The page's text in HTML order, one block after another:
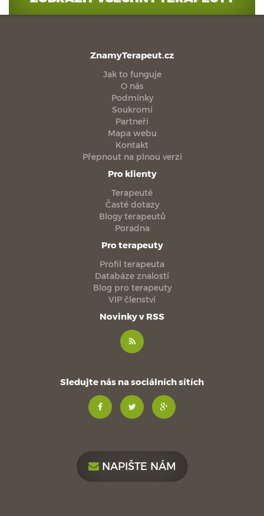
ZnamyTerapeut.cz
Jak to funguje
O nás
Podmínky
Soukromí
Partneři
Mapa webu
Kontakt
Přepnout na plnou verzi
Pro klienty
Terapeuté
Časté dotazy
Blogy terapeutů
Poradna
Pro terapeuty
Profil terapeuta
Databáze znalostí
Blog pro terapeuty
VIP členství
Novinky v RSS
Sledujte nás na sociálních sítích
NAPIŠTE NÁM